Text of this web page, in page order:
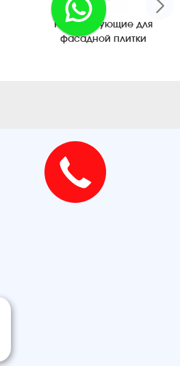
Комплектующие для
фасадной плитки